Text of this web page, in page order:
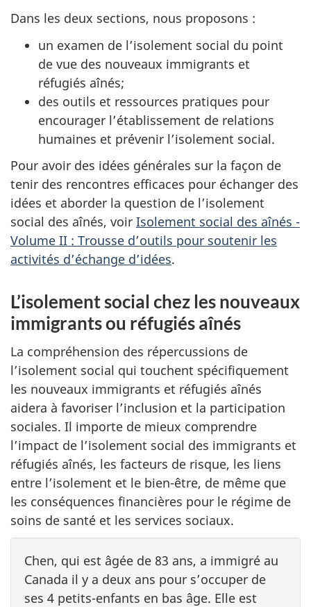
Dans les deux sections, nous proposons :
un examen de l’isolement social du point
de vue des nouveaux immigrants et
réfugiés aînés;
des outils et ressources pratiques pour
encourager l’établissement de relations
humaines et prévenir l’isolement social.
Pour avoir des idées générales sur la façon de
tenir des rencontres efficaces pour échanger des
idées et aborder la question de l’isolement
social des aînés, voir Isolement social des aînés -
Volume II : Trousse d’outils pour soutenir les
activités d’échange d’idées.
L’isolement social chez les nouveaux
immigrants ou réfugiés aînés
La compréhension des répercussions de
l’isolement social qui touchent spécifiquement
les nouveaux immigrants et réfugiés aînés
aidera à favoriser l’inclusion et la participation
sociales. Il importe de mieux comprendre
l’impact de l’isolement social des immigrants et
réfugiés aînés, les facteurs de risque, les liens
entre l’isolement et le bien-être, de même que
les conséquences financières pour le régime de
soins de santé et les services sociaux.
Chen, qui est âgée de 83 ans, a immigré au
Canada il y a deux ans pour s’occuper de
ses 4 petits-enfants en bas âge. Elle est